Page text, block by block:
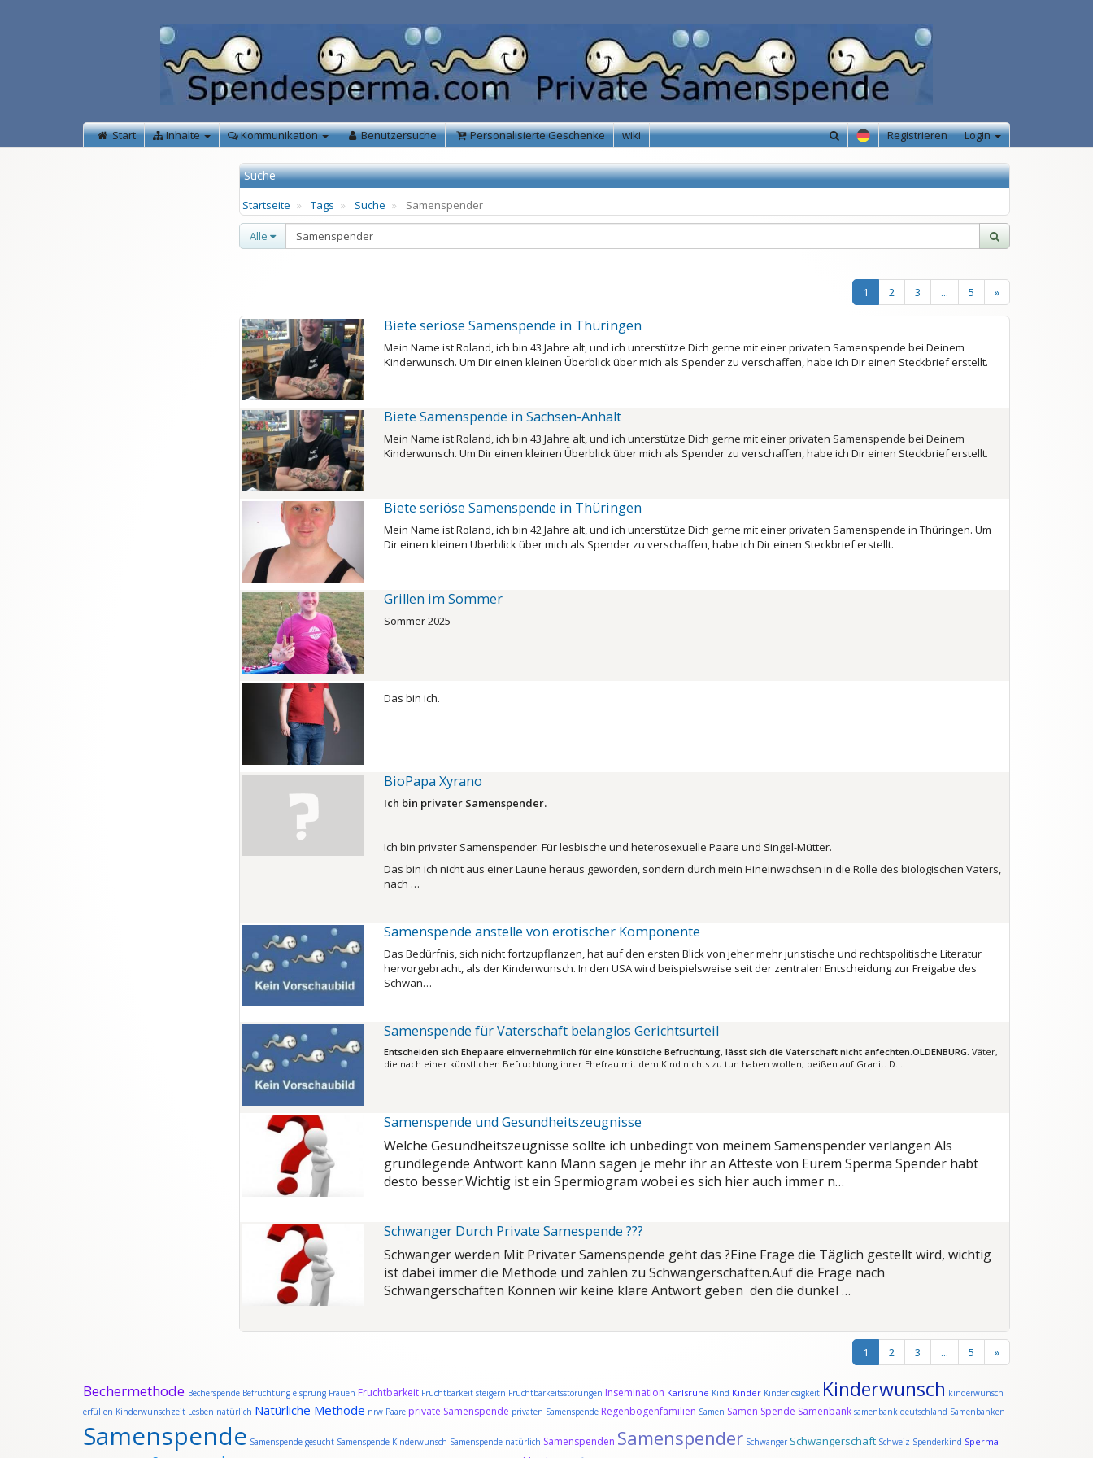
Start Inhalte Kommunikation Benutzersuche Personalisierte Geschenke wiki Registrieren Login
Suche
Startseite Tags Suche Samenspender
Alle
1 2 3 ... 5 »
Biete seriöse Samenspende in Thüringen
Mein Name ist Roland, ich bin 43 Jahre alt, und ich unterstütze Dich gerne mit einer privaten Samenspende bei Deinem
Kinderwunsch. Um Dir einen kleinen Überblick über mich als Spender zu verschaffen, habe ich Dir einen Steckbrief erstellt.
Biete Samenspende in Sachsen-Anhalt
Mein Name ist Roland, ich bin 43 Jahre alt, und ich unterstütze Dich gerne mit einer privaten Samenspende bei Deinem
Kinderwunsch. Um Dir einen kleinen Überblick über mich als Spender zu verschaffen, habe ich Dir einen Steckbrief erstellt.
Biete seriöse Samenspende in Thüringen
Mein Name ist Roland, ich bin 42 Jahre alt, und ich unterstütze Dich gerne mit einer privaten Samenspende in Thüringen. Um
Dir einen kleinen Überblick über mich als Spender zu verschaffen, habe ich Dir einen Steckbrief erstellt.
Grillen im Sommer
Sommer 2025
Das bin ich.
BioPapa Xyrano
Ich bin privater Samenspender.
Ich bin privater Samenspender. Für lesbische und heterosexuelle Paare und Singel-Mütter.
Das bin ich nicht aus einer Laune heraus geworden, sondern durch mein Hineinwachsen in die Rolle des biologischen Vaters,
nach …
Samen­spende anstelle von ero­tischer Kompo­nente
Das Bedürfnis, sich nicht fortzupflanzen, hat auf den ersten Blick von jeher mehr juristische und rechtspolitische Literatur
hervorgebracht, als der Kinderwunsch. In den USA wird beispielsweise seit der zentralen Entscheidung zur Freigabe des
Schwan…
Samenspende für Vaterschaft belanglos Gerichtsurteil
Entscheiden sich Ehepaare einvernehmlich für eine künstliche Befruchtung, lässt sich die Vaterschaft nicht anfechten.OLDENBURG. Väter,
die nach einer künstlichen Befruchtung ihrer Ehefrau mit dem Kind nichts zu tun haben wollen, beißen auf Granit. D…
Samenspende und Gesundheitszeugnisse
Welche Gesundheitszeugnisse sollte ich unbedingt von meinem Samenspender verlangen Als
grundlegende Antwort kann Mann sagen je mehr ihr an Atteste von Eurem Sperma Spender habt
desto besser.Wichtig ist ein Spermiogram wobei es sich hier auch immer n…
Schwanger Durch Private Samespende ???
Schwanger werden Mit Privater Samenspende geht das ?Eine Frage die Täglich gestellt wird, wichtig
ist dabei immer die Methode und zahlen zu Schwangerschaften.Auf die Frage nach
Schwangerschaften Können wir keine klare Antwort geben den die dunkel …
1 2 3 ... 5 »
Bechermethode Becherspende Befruchtung eisprung Frauen Fruchtbarkeit Fruchtbarkeit steigern Fruchtbarkeitsstörungen Insemination Karlsruhe Kind Kinder Kinderlosigkeit Kinderwunsch kinderwunsch
erfüllen Kinderwunschzeit Lesben natürlich Natürliche Methode nrw Paare private Samenspende privaten Samenspende Regenbogenfamilien Samen Samen Spende Samenbank samenbank deutschland Samenbanken
Samenspende Samenspende gesucht Samenspende Kinderwunsch Samenspende natürlich Samenspenden Samenspender Schwanger Schwangerschaft Schweiz Spenderkind Sperma